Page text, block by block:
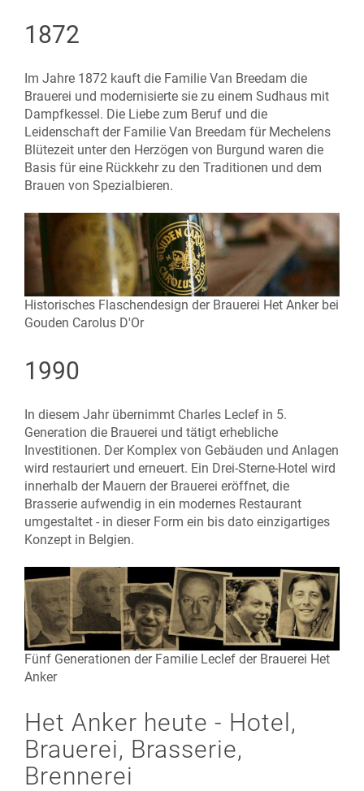
1872
Im Jahre 1872 kauft die Familie Van Breedam die
Brauerei und modernisierte sie zu einem Sudhaus mit
Dampfkessel. Die Liebe zum Beruf und die
Leidenschaft der Familie Van Breedam für Mechelens
Blütezeit unter den Herzögen von Burgund waren die
Basis für eine Rückkehr zu den Traditionen und dem
Brauen von Spezialbieren.
Historisches Flaschendesign der Brauerei Het Anker bei
Gouden Carolus D'Or
1990
In diesem Jahr übernimmt Charles Leclef in 5.
Generation die Brauerei und tätigt erhebliche
Investitionen. Der Komplex von Gebäuden und Anlagen
wird restauriert und erneuert. Ein Drei-Sterne-Hotel wird
innerhalb der Mauern der Brauerei eröffnet, die
Brasserie aufwendig in ein modernes Restaurant
umgestaltet - in dieser Form ein bis dato einzigartiges
Konzept in Belgien.
Fünf Generationen der Familie Leclef der Brauerei Het
Anker
Het Anker heute - Hotel,
Brauerei, Brasserie,
Brennerei